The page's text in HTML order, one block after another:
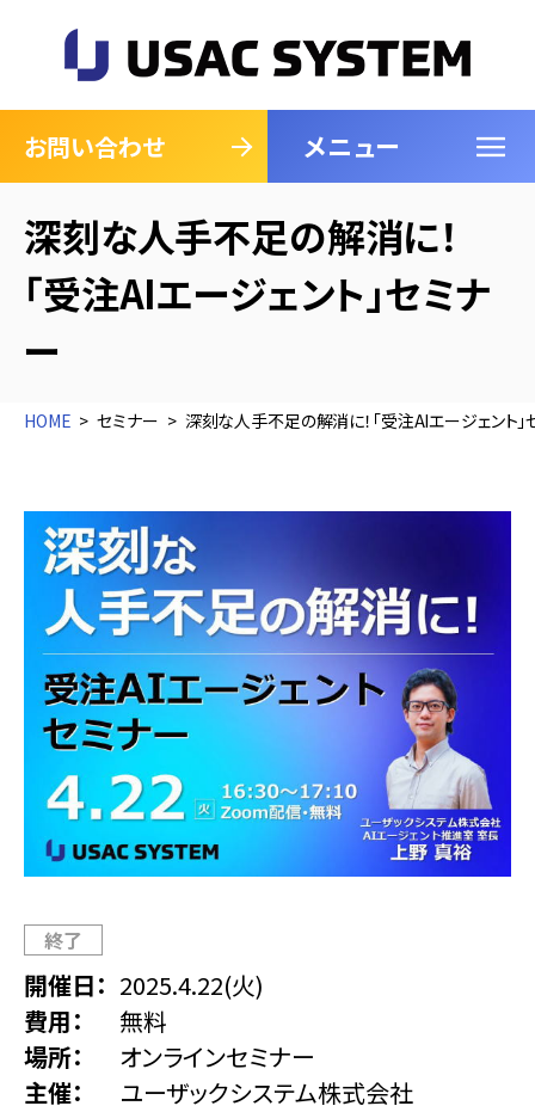
お問い合わせ メニュー
閉じる
深刻な人手不足の解消に！
「受注AIエージェント」セミナ
ー
HOME セミナー 深刻な人手不足の解消に！「受注AIエージェント」
終了
開催日
2025.4.22(火)
費用
無料
場所
オンラインセミナー
主催
ユーザックシステム株式会社